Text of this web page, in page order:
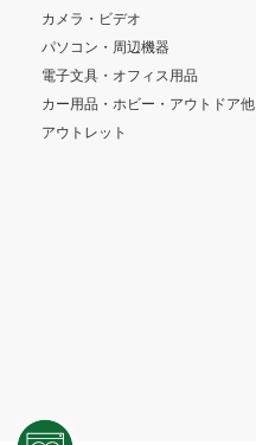
カメラ・ビデオ
パソコン・周辺機器
電子文具・オフィス用品
カー用品・ホビー・アウトドア他
アウトレット